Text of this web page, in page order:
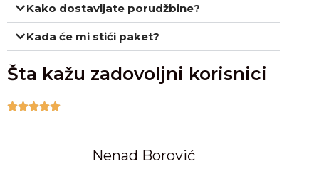
Kako dostavljate porudžbine?
Kada će mi stići paket?
Šta kažu zadovoljni korisnici

Nenad Borović